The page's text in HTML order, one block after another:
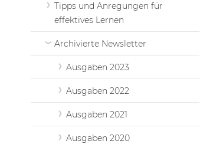
Tipps und Anregungen für
effektives Lernen
Archivierte Newsletter
Ausgaben 2023
Ausgaben 2022
Ausgaben 2021
Ausgaben 2020